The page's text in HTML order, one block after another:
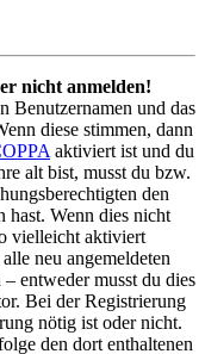
nicht anmelden!
Benutzernamen und das
diese stimmen, dann
aktiviert ist und du
alt bist, musst du bzw.
den
hast. Wenn dies nicht
vielleicht aktiviert
neu angemeldeten
entweder musst du dies
Bei der Registrierung
nötig ist oder nicht.
den dort enthaltenen